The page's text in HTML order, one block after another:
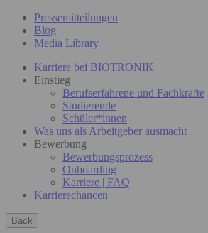
Pressemitteilungen
Blog
Media Library
Karriere bei BIOTRONIK
Einstieg
Berufserfahrene und Fachkräfte
Studierende
Schüler*innen
Was uns als Arbeitgeber ausmacht
Bewerbung
Bewerbungsprozess
Onboarding
Karriere | FAQ
Karrierechancen
Back